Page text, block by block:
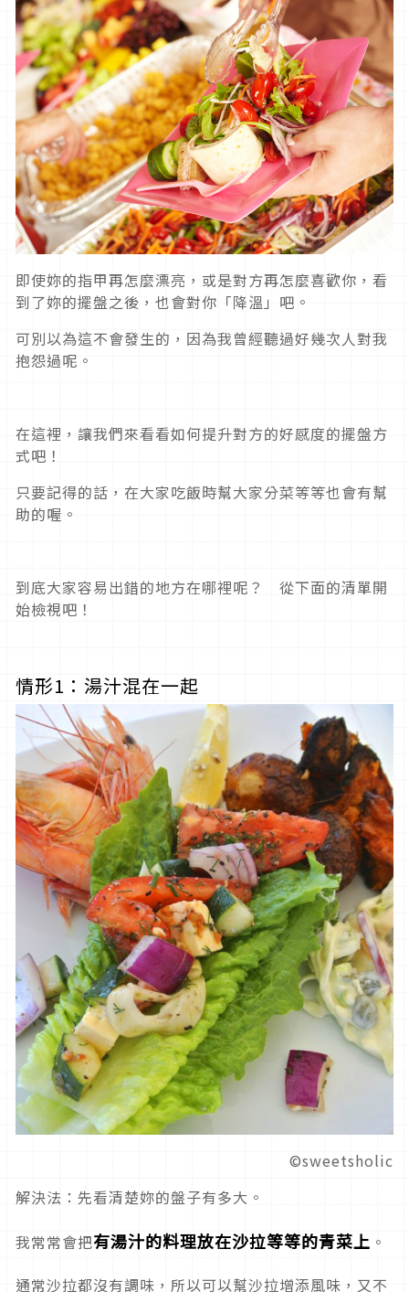
即使妳的指甲再怎麼漂亮，或是對方再怎麼喜歡你，看
到了妳的擺盤之後，也會對你「降溫」吧。
可別以為這不會發生的，因為我曾經聽過好幾次人對我
抱怨過呢。
在這裡，讓我們來看看如何提升對方的好感度的擺盤方
式吧！
只要記得的話，在大家吃飯時幫大家分菜等等也會有幫
助的喔。
到底大家容易出錯的地方在哪裡呢？ 從下面的清單開
始檢視吧！
情形1：湯汁混在一起
©sweetsholic
解決法：先看清楚妳的盤子有多大。
我常常會把有湯汁的料理放在沙拉等等的青菜上 。
通常沙拉都沒有調味，所以可以幫沙拉增添風味，又不